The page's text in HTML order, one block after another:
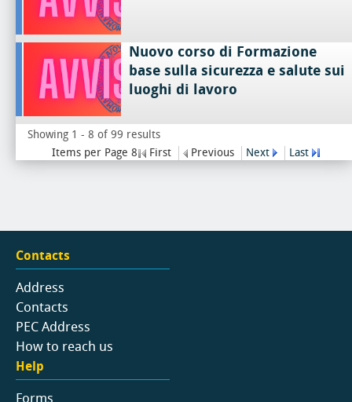
Nuovo corso di Formazione
base sulla sicurezza e salute sui
luoghi di lavoro
Showing 1 - 8 of 99 results
Items per Page 8
First Previous Next Last
Contacts
Address
Contacts
PEC Address
How to reach us
Help
Forms